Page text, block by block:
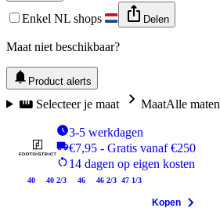
Enkel NL shops Delen
Maat niet beschikbaar?
Product alerts
Selecteer je maat MaatAlle maten
3-5 werkdagen
€7,95 - Gratis vanaf €250
14 dagen op eigen kosten
40 40 2/3 46 46 2/3 47 1/3
Kopen